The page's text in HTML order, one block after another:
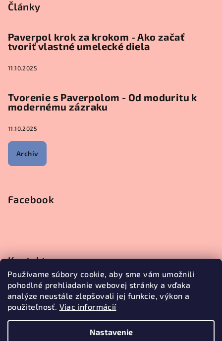
Používame súbory cookie, aby sme vám umožnili
pohodlné prehliadanie webovej stránky a vďaka
analýze neustále zlepšovali jej funkcie, výkon a
použiteľnosť. Viac informácií
Nastavenie
Články
Paverpol krok za krokom - Ako začať
tvoriť vlastné umelecké diela
11.10.2025
Tvorenie s Paverpolom - Od moduritu k
modernému zázraku
11.10.2025
Archív
Facebook
Kontakt
objednavky@janetecreative.sk
+421905499957